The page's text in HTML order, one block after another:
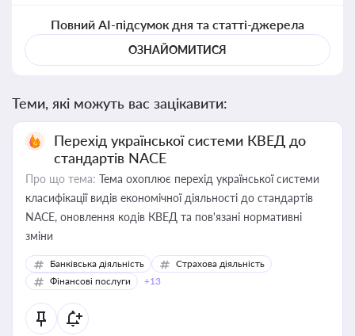
Повний AI-підсумок дня та статті-джерела
ОЗНАЙОМИТИСЯ
Теми, які можуть вас зацікавити:
Перехід української системи КВЕД до
стандартів NACE
Про що тема: Тема охоплює перехід української системи
класифікації видів економічної діяльності до стандартів
NACE, оновлення кодів КВЕД та пов'язані нормативні
зміни
Банківська діяльність
Страхова діяльність
Фінансові послуги
+13